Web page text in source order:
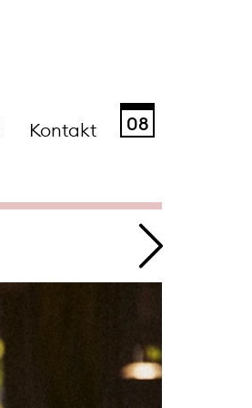
Kontakt 08